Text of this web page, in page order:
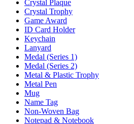
Crystal Plaque
Crystal Trophy
Game Award
ID Card Holder
Keychain
Lanyard
Medal (Series 1)
Medal (Series 2)
Metal & Plastic Trophy
Metal Pen
Mug
Name Tag
Non-Woven Bag
Notepad & Notebook